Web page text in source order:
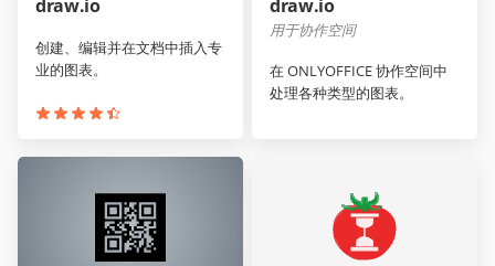
draw.io
创建、编辑并在文档中插入专
业的图表。
draw.io
用于协作空间
在 ONLYOFFICE 协作空间中
处理各种类型的图表。